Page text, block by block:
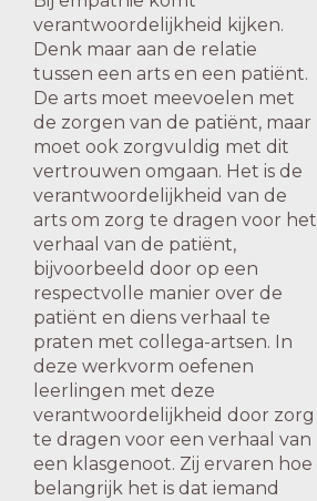
verantwoordelijkheid kijken.
Denk maar aan de relatie
tussen een arts en een patiënt.
De arts moet meevoelen met
de zorgen van de patiënt, maar
moet ook zorgvuldig met dit
vertrouwen omgaan. Het is de
verantwoordelijkheid van de
arts om zorg te dragen voor het
verhaal van de patiënt,
bijvoorbeeld door op een
respectvolle manier over de
patiënt en diens verhaal te
praten met collega-artsen. In
deze werkvorm oefenen
leerlingen met deze
verantwoordelijkheid door zorg
te dragen voor een verhaal van
een klasgenoot. Zij ervaren hoe
belangrijk het is dat iemand